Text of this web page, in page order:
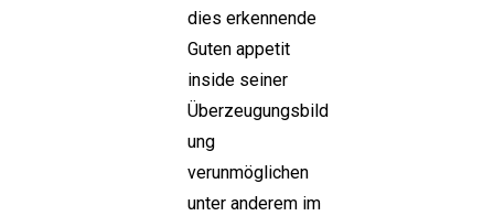
dies erkennende
Guten appetit
inside seiner
Überzeugungsbild
ung
verunmöglichen
unter anderem im